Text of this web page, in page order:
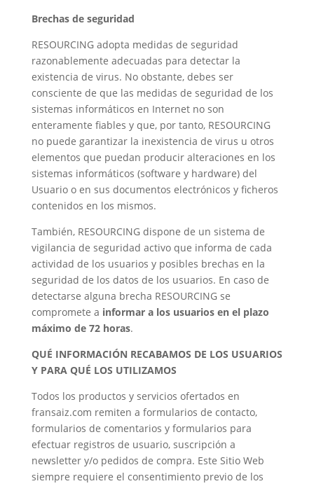
Brechas de seguridad
RESOURCING adopta medidas de seguridad
razonablemente adecuadas para detectar la
existencia de virus. No obstante, debes ser
consciente de que las medidas de seguridad de los
sistemas informáticos en Internet no son
enteramente fiables y que, por tanto, RESOURCING
no puede garantizar la inexistencia de virus u otros
elementos que puedan producir alteraciones en los
sistemas informáticos (software y hardware) del
Usuario o en sus documentos electrónicos y ficheros
contenidos en los mismos.
También, RESOURCING dispone de un sistema de
vigilancia de seguridad activo que informa de cada
actividad de los usuarios y posibles brechas en la
seguridad de los datos de los usuarios. En caso de
detectarse alguna brecha RESOURCING se
compromete a informar a los usuarios en el plazo
máximo de 72 horas.
QUÉ INFORMACIÓN RECABAMOS DE LOS USUARIOS
Y PARA QUÉ LOS UTILIZAMOS
Todos los productos y servicios ofertados en
fransaiz.com remiten a formularios de contacto,
formularios de comentarios y formularios para
efectuar registros de usuario, suscripción a
newsletter y/o pedidos de compra. Este Sitio Web
siempre requiere el consentimiento previo de los